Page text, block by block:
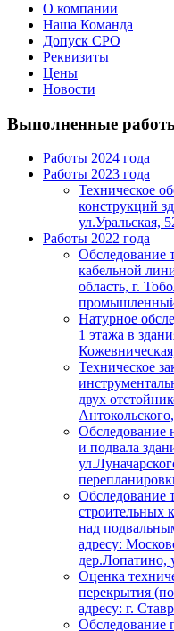
О компании
Наша Команда
Допуск СРО
Реквизиты
Цены
Новости
Выполненные
Работы 2024 года
Работы 2023 года
Техническое
конструкций
ул.Уральская,
Работы 2022 года
Обследование
кабельной
область, г.
Натурное
1 этажа в
Техническое
двух
Обследование
и подвала
Обследование
строительных
над
адресу:
дер.Лопатино,
Оценка
перекрытия
адресу: г.
Обследование